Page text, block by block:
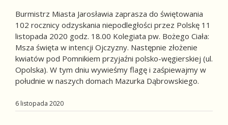
Burmistrz Miasta Jarosławia zaprasza do świętowania
102 rocznicy odzyskania niepodległości przez Polskę 11
listopada 2020 godz. 18.00 Kolegiata pw. Bożego Ciała:
Msza święta w intencji Ojczyzny. Następnie złożenie
kwiatów pod Pomnikiem przyjaźni polsko-węgierskiej (ul.
Opolska). W tym dniu wywieśmy flagę i zaśpiewajmy w
południe w naszych domach Mazurka Dąbrowskiego.
6 listopada 2020